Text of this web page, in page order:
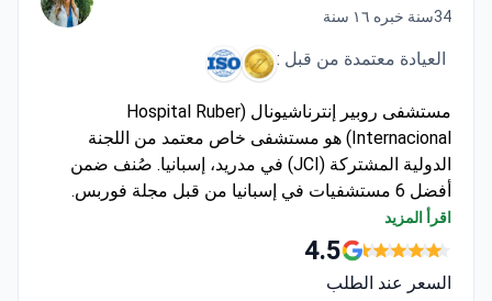
العيادة معتمدة من قبل :
مستشفى روبير إنترناشيونال (Hospital Ruber
Internacional) هو مستشفى خاص معتمد من اللجنة
الدولية المشتركة (JCI) في مدريد، إسبانيا. صُنف ضمن
أفضل 6 مستشفيات في إسبانيا من قبل مجلة فوربس.
متخصص في جراحة الأعصاب، وجراحة العظام، وأمراض
القلب.
اقرأ المزيد
السعر عند الطلب